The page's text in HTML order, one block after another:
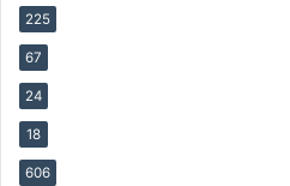
225
67
24
18
606